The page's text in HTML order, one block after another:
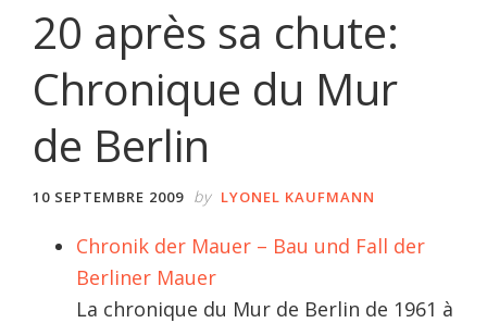
20 après sa chute:
Chronique du Mur
de Berlin
10 SEPTEMBRE 2009 by LYONEL KAUFMANN
Chronik der Mauer – Bau und Fall der
Berliner Mauer
La chronique du Mur de Berlin de 1961 à